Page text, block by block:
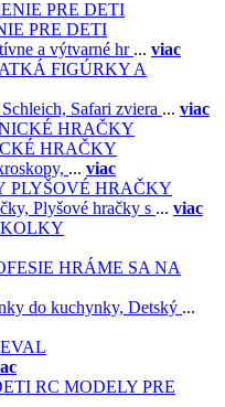
PRE DETI
a výtvarné hr ... viac
FIGÚRKY A
Schleich, Safari zviera ... viac
HRAČKY
... viac
PLYŠOVÉ HRAČKY
Plyšové hračky s ... viac
HRÁME SA NA
do kuchynky, Detský ...
RC MODELY PRE